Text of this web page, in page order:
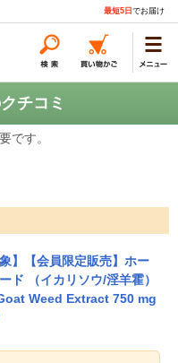
最短5日 でお届け
チコミ
です。
】【会員限定販売】ホー
ド （イカリソウ/淫羊霍）
Weed Extract 750 mg